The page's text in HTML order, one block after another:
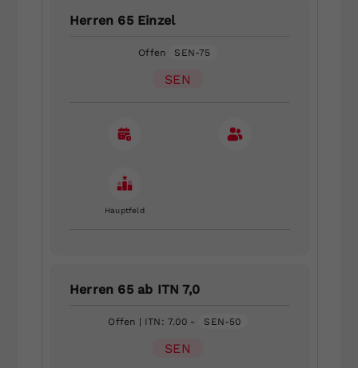
Herren 65 Einzel
Offen SEN-75
SEN
Hauptfeld
Herren 65 ab ITN 7,0
Offen | ITN: 7.00 - SEN-50
SEN